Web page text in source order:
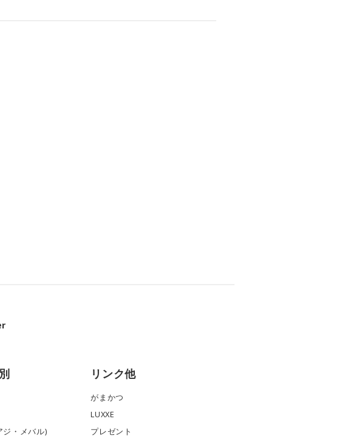
ジ・メバル)
リンク他
がまかつ
LUXXE
プレゼント